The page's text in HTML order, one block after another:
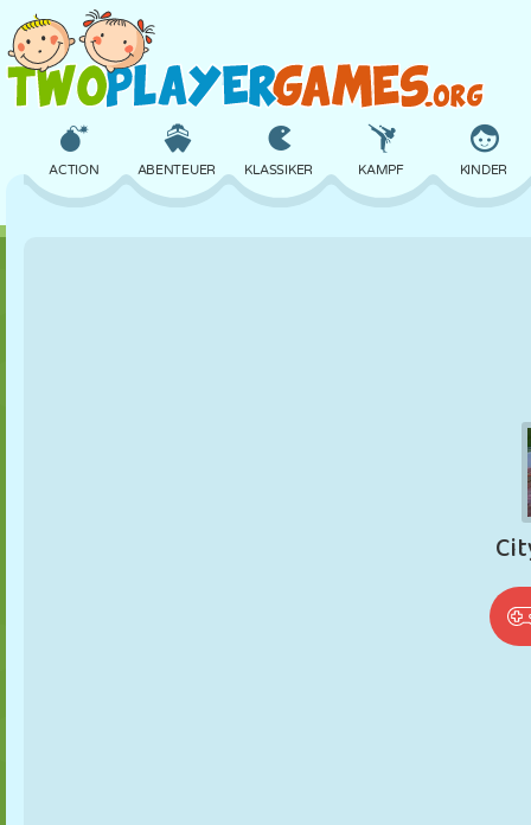
ACTION ABENTEUER KLASSIKER KAMPF KINDER
ROBOTER